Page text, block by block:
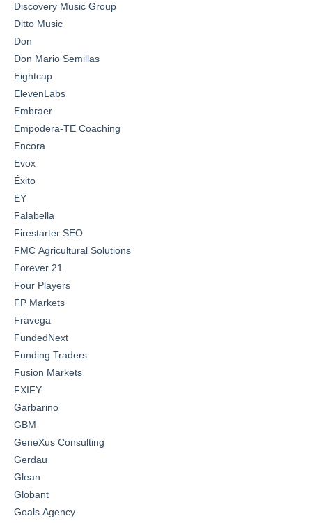
Discovery Music Group
Ditto Music
Don
Don Mario Semillas
Eightcap
ElevenLabs
Embraer
Empodera-TE Coaching
Encora
Evox
Éxito
EY
Falabella
Firestarter SEO
FMC Agricultural Solutions
Forever 21
Four Players
FP Markets
Frávega
FundedNext
Funding Traders
Fusion Markets
FXIFY
Garbarino
GBM
GeneXus Consulting
Gerdau
Glean
Globant
Goals Agency